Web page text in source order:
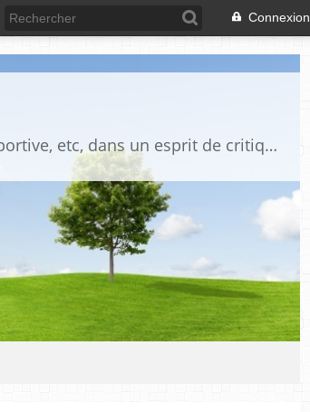
Connexion
Blog destiné à commenter l'actualité, politique, économique, culturelle, sportive, etc, dans un esprit de critique philosophique, d'esprit chrétien et français.La collaboration des lecteurs est souhaitée, de même que la courtoisie, et l'esprit de tolérance.